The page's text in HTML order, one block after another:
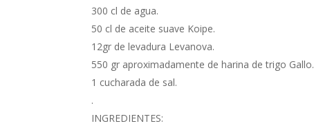
300 cl de agua.
50 cl de aceite suave Koipe.
12gr de levadura Levanova.
550 gr aproximadamente de harina de trigo Gallo.
1 cucharada de sal.
.
INGREDIENTES: